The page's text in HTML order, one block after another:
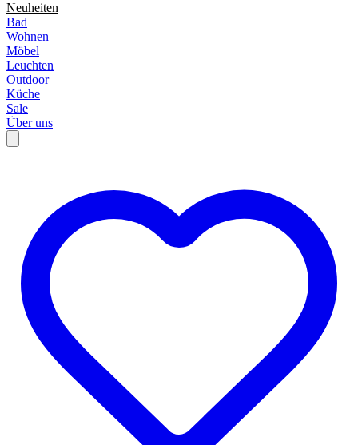
Neuheiten
Bad
Wohnen
Möbel
Leuchten
Outdoor
Küche
Sale
Über uns